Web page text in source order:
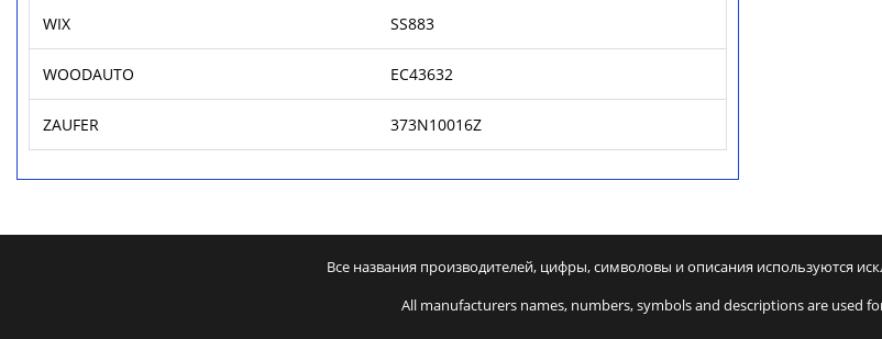
WIX SS883
WOODAUTO EC43632
ZAUFER 373N10016Z
Все названия производителей, цифры, символовы и описания используются
All manufacturers names, numbers, symbols and descriptions are used